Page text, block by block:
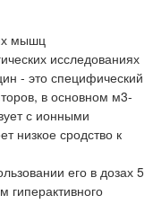
мышц
исследованиях
- это специфический
в основном м3-
с ионными
низкое сродство к
его в дозах 5
гиперактивного